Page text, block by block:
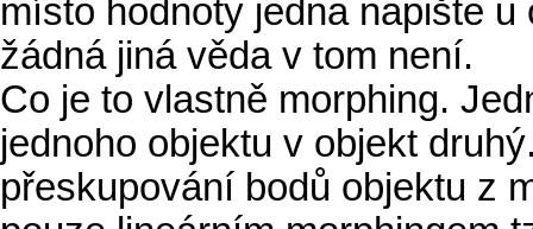
místo hodnoty jedna napište
žádná jiná věda v tom není.
Co je to vlastně morphing.
jednoho objektu v objekt
přeskupování bodů objektu z